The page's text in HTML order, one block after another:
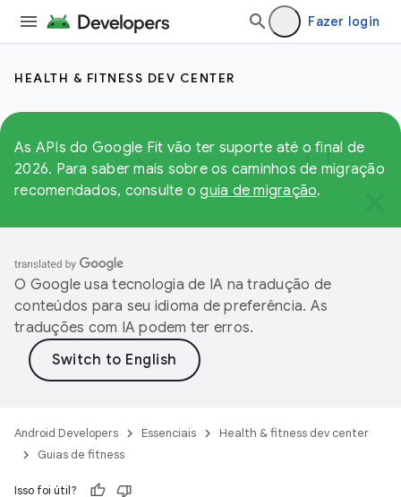
Fazer login
HEALTH & FITNESS DEV CENTER
As APIs do Google Fit vão ter suporte até o final de
2026. Para saber mais sobre os caminhos de migração
recomendados, consulte oguia de migração.
O Google usa tecnologia de IA na tradução de
conteúdos para seu idioma de preferência. As
traduções com IA podem ter erros.
Android Developers Essenciais
Health & fitness dev center
Guias de fitness
Isso foi útil?